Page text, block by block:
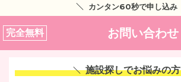
カンタン60秒で申し込み
完全無料 お問い合わせ
施設探しでお悩みの方